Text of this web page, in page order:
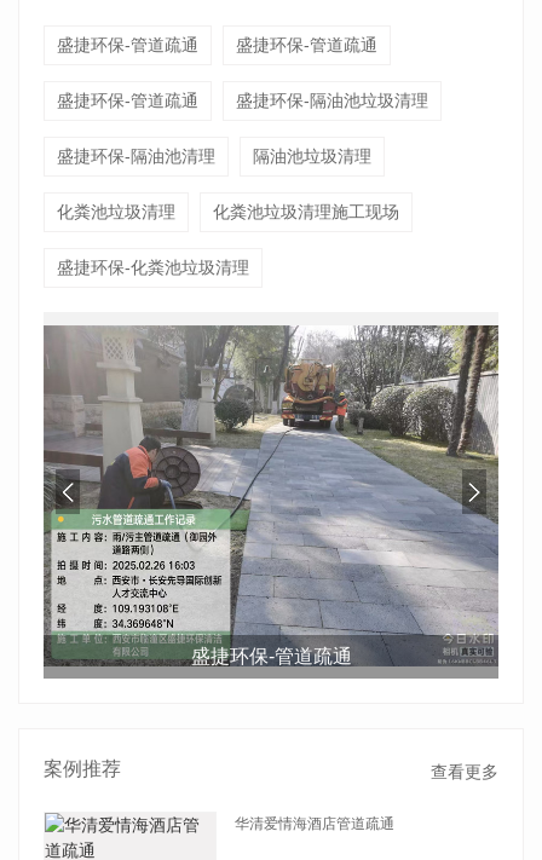
盛捷环保-管道疏通 盛捷环保-管道疏通
盛捷环保-管道疏通 盛捷环保-隔油池垃圾清理
盛捷环保-隔油池清理 隔油池垃圾清理
化粪池垃圾清理 化粪池垃圾清理施工现场
盛捷环保-化粪池垃圾清理
盛捷环保-管道疏通
案例推荐 查看更多
华清爱情海酒店管道疏通